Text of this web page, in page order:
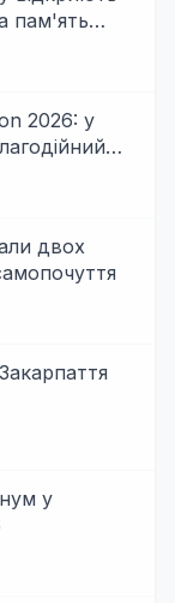
пам'ять
2026: у
двох
у